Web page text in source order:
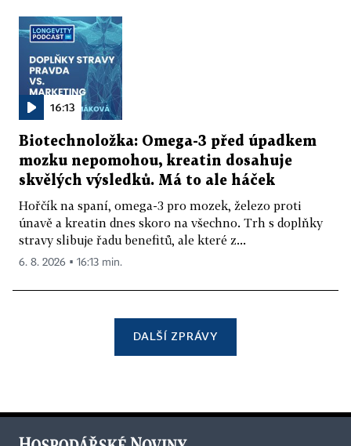
16:13
Biotechnoložka: Omega-3 před úpadkem
mozku nepomohou, kreatin dosahuje
skvělých výsledků. Má to ale háček
Hořčík na spaní, omega-3 pro mozek, železo proti
únavě a kreatin dnes skoro na všechno. Trh s doplňky
stravy slibuje řadu benefitů, ale které z...
6. 8. 2026 ▪ 16:13 min.
DALŠÍ ZPRÁVY